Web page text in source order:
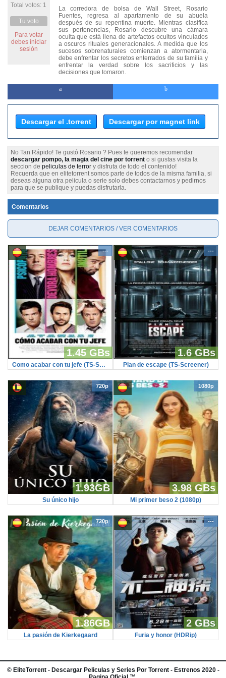
Total votos: 1
Tu voto
Para votar
debes iniciar
sesión
La corredora de bolsa de Wall Street, Rosario
Fuentes, regresa al apartamento de su abuela
después de su repentina muerte. Mientras clasifica
sus pertenencias, Rosario descubre una cámara
oculta que está llena de artefactos ocultos vinculados
a oscuros rituales generacionales. A medida que los
sucesos sobrenaturales comienzan a atormentarla,
debe enfrentar los secretos enterrados de su familia y
enfrentar la verdad sobre los sacrificios y las
decisiones que tomaron.
Descargar el .torrent Descargar por magnet link
No Tan Rápido! Te gustó Rosario ? Pues te queremos recomendar
descargar pompo, la magia del cine por torrent o si gustas visita la
seccion de peliculas de terror y disfruta de todo el contenido!
Recuerda que en elitetorrent somos parte de todos de la misma familia, si
deseas alguna otra pelicula o serie solo debes contactarnos y pedirnos
para que se publique y puedas disfrutarla.
Comentarios
DEJAR COMENTARIOS / VER COMENTARIOS
---
1.45 GBs
Como acabar con tu jefe (TS-Screener)
---
1.6 GBs
Plan de escape (TS-Screener)
720p
1.93GB
Su único hijo
1080p
3.98 GBs
Mi primer beso 2 (1080p)
720p
1.86GB
La pasión de Kierkegaard
---
2 GBs
Furia y honor (HDRip)
© EliteTorrent- Descargar Peliculas y Series Por Torrent - Estrenos 2020 -